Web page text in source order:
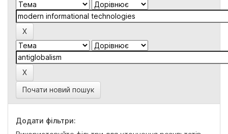
Почати новий пошук
Додати фільтри: